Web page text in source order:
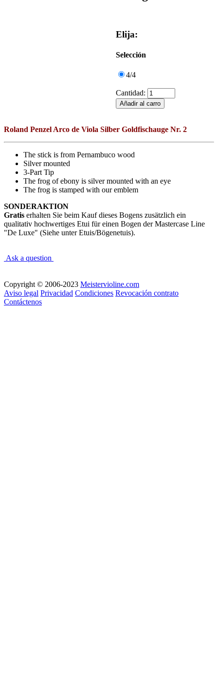
Elija:
Selección
4/4
Cantidad:
Roland Penzel Arco de Viola Silber Goldfischauge Nr. 2
The stick is from Pernambuco wood
Silver mounted
3-Part Tip
The frog of ebony is silver mounted with an eye
The frog is stamped with our emblem
SONDERAKTION
Gratis erhalten Sie beim Kauf dieses Bogens zusätzlich ein
qualitativ hochwertiges Etui für einen Bogen der Mastercase Line
"De Luxe" (Siehe unter Etuis/Bögenetuis).
Ask a question
Copyright © 2006-2023 Meistervioline.com
Aviso legal Privacidad Condiciones Revocación contrato
Contáctenos